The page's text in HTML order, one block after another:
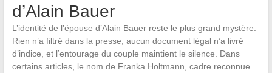
d’Alain Bauer
L’identité de l’épouse d’Alain Bauer reste le plus grand mystère.
Rien n’a filtré dans la presse, aucun document légal n’a livré
d’indice, et l’entourage du couple maintient le silence. Dans
certains articles, le nom de Franka Holtmann, cadre reconnue